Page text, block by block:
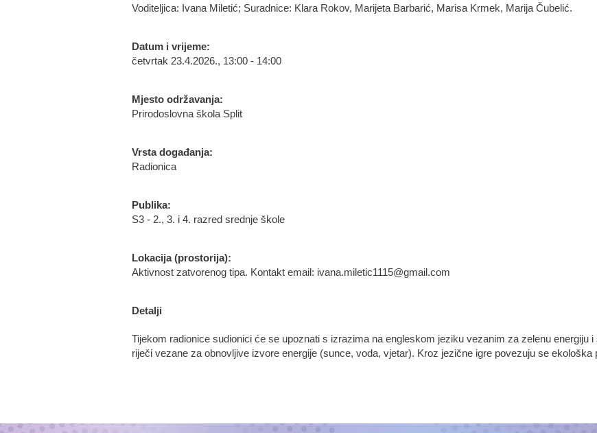
Voditeljica: Ivana Miletić; Suradnice: Klara Rokov, Marijeta Barbarić, Marisa Krmek, Marija Čubelić.
Datum i vrijeme:
četvrtak 23.4.2026., 13:00 - 14:00
Mjesto održavanja:
Prirodoslovna škola Split
Vrsta događanja:
Radionica
Publika:
S3 - 2., 3. i 4. razred srednje škole
Lokacija (prostorija):
Aktivnost zatvorenog tipa. Kontakt email: ivana.miletic1115@gmail.com
Detalji
Tijekom radionice sudionici će se upoznati s izrazima na engleskom jeziku vezanim za zelenu energiju
riječi vezane za obnovljive izvore energije (sunce, voda, vjetar). Kroz jezične igre povezuju se